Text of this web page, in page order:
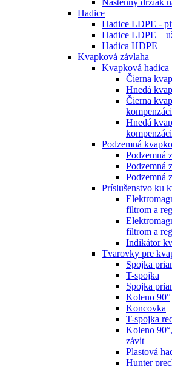
Hadice
Hadice LDPE -
Hadice LDPE –
Hadica HDPE
Kvapková závlaha
Kvapková hadica
Čierna
Hnedá
Čierna
Hnedá
Podzemná
Podzemná
Podzemná
Podzemná
Príslušenstvo ku
filtrom a
filtrom a
Indikátor
Tvarovky pre
Spojka
T-spojka
Spojka
Koleno 90°
Koncovka
T-spojka
Koleno
závit
Plastová
Hunter